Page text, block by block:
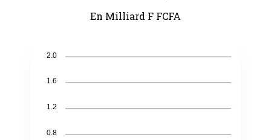
En Milliard F FCFA
2.0
1.6
1.2
0.8